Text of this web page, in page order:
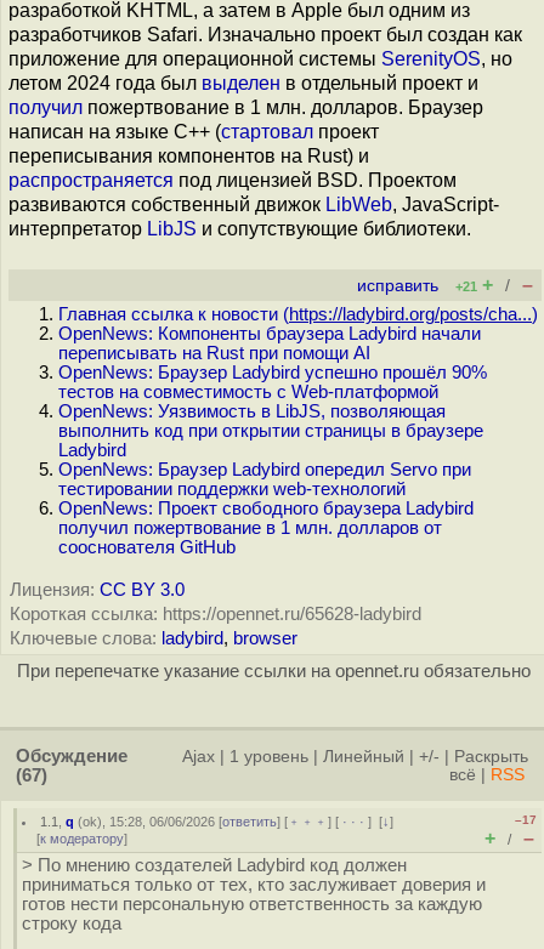
разработкой KHTML, а затем в Apple был одним из
разработчиков Safari. Изначально проект был создан как
приложение для операционной системы SerenityOS, но
летом 2024 года был выделен в отдельный проект и
получил пожертвование в 1 млн. долларов. Браузер
написан на языке С++ (стартовал проект
переписывания компонентов на Rust) и
распространяется под лицензией BSD. Проектом
развиваются собственный движок LibWeb, JavaScript-
интерпретатор LibJS и сопутствующие библиотеки.
исправить +21 + / –
Главная ссылка к новости (https://ladybird.org/posts/cha...)
OpenNews: Компоненты браузера Ladybird начали
переписывать на Rust при помощи AI
OpenNews: Браузер Ladybird успешно прошёл 90%
тестов на совместимость с Web-платформой
OpenNews: Уязвимость в LibJS, позволяющая
выполнить код при открытии страницы в браузере
Ladybird
OpenNews: Браузер Ladybird опередил Servo при
тестировании поддержки web-технологий
OpenNews: Проект свободного браузера Ladybird
получил пожертвование в 1 млн. долларов от
сооснователя GitHub
Лицензия: CC BY 3.0
Короткая ссылка: https://opennet.ru/65628-ladybird
Ключевые слова: ladybird, browser
При перепечатке указание ссылки на opennet.ru обязательно
Обсуждение
(67)
Ajax 1 уровень Линейный +/-
Раскрыть
всё
RSS
1.1 ,q (ok), 15:28, 06/06/2026 [ответить] [ ﹢﹢﹢] [ · · ·][↓]
[к модератору]
–17
+ / –
> По мнению создателей Ladybird код должен
приниматься только от тех, кто заслуживает доверия и
готов нести персональную ответственность за каждую
строку кода